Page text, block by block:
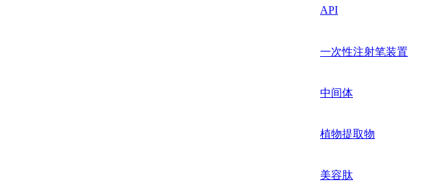
API
一次性注射笔装置
中间体
植物提取物
美容肽